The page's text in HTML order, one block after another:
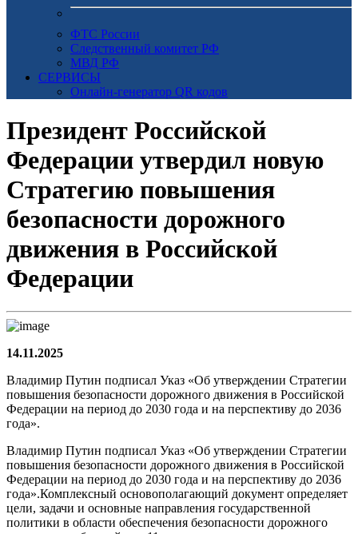
ФТС России
Следственный комитет РФ
МВД РФ
СЕРВИСЫ
Онлайн-генератор QR кодов
Президент Российской
Федерации утвердил новую
Стратегию повышения
безопасности дорожного
движения в Российской
Федерации
14.11.2025
Владимир Путин подписал Указ «Об утверждении Стратегии
повышения безопасности дорожного движения в Российской
Федерации на период до 2030 года и на перспективу до 2036
года».
Владимир Путин подписал Указ «Об утверждении Стратегии
повышения безопасности дорожного движения в Российской
Федерации на период до 2030 года и на перспективу до 2036
года».Комплексный основополагающий документ определяет
цели, задачи и основные направления государственной
политики в области обеспечения безопасности дорожного